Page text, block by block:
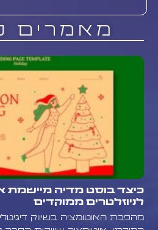
מאמרים
כיצד בוסט מדיה מיישמת
לניוזלטרים ממוקדים
מהפכת האוטומציה בשיווק דיגיטלי